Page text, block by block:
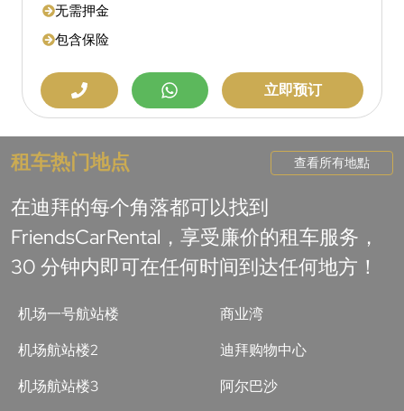
无需押金
包含保险
立即预订
租车热门地点 查看所有地點
在迪拜的每个角落都可以找到
FriendsCarRental，享受廉价的租车服务，
30 分钟内即可在任何时间到达任何地方！
机场一号航站楼
机场航站楼2
机场航站楼3
商业湾
迪拜购物中心
阿尔巴沙